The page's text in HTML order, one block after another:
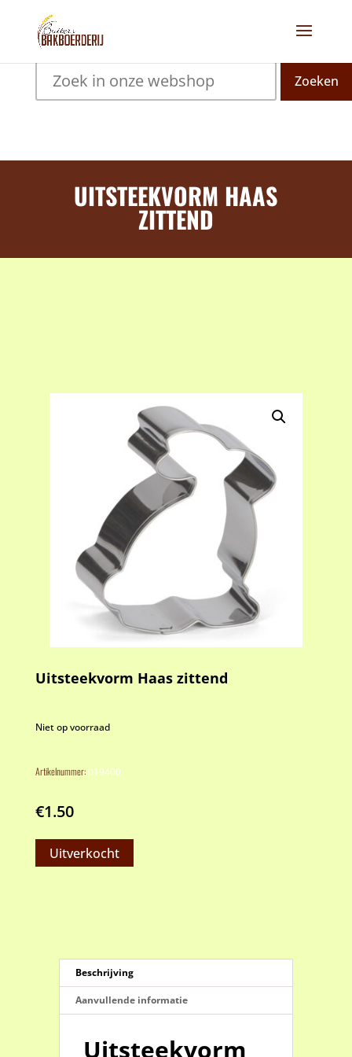
Zoeken
UITSTEEKVORM HAAS
ZITTEND
Uitsteekvorm Haas zittend
Niet op voorraad
Artikelnummer:019400
€1.50
Uitverkocht
Beschrijving
Aanvullende informatie
Uitsteekvorm